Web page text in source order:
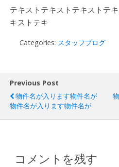
テキストテキストテキストテ
キストテキ
Categories: スタッフブログ
Previous Post
物件名が入ります物件名が
物件名が入ります物件名が
コメントを残す